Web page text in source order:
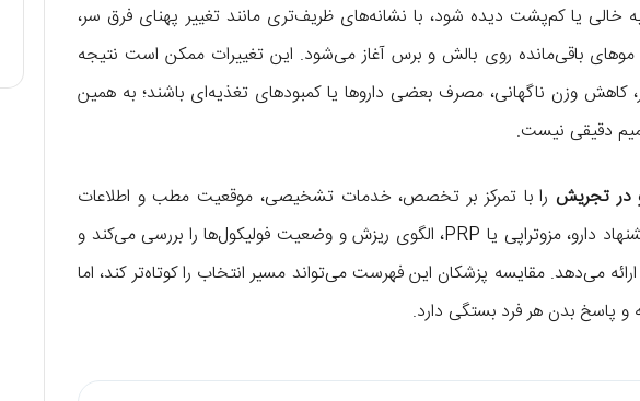
یا کم‌پشت دیده شود، با نشانه‌های ظریف‌تری مانند تغییر پهنای فرق سر،
باقی‌مانده روی بالش و برس آغاز می‌شود. این تغییرات ممکن است نتیجه
کاهش وزن ناگهانی، مصرف بعضی داروها یا کمبودهای تغذیه‌ای باشند؛ به همین
دقیقی نیست.
را با تمرکز بر تخصص، خدمات تشخیصی، موقعیت مطب و اطلاعات
تماس معرفی کرده‌ایم. پزشک مناسب پیش از پیشنهاد دارو، مزوتراپی یا PRP، الگوی ریزش و وضعیت فولیکول‌ها را بررسی می‌کند و
می‌دهد. مقایسه پزشکان این فهرست می‌تواند مسیر انتخاب را کوتاه‌تر کند، اما
و پاسخ بدن هر فرد بستگی دارد.